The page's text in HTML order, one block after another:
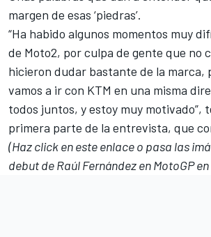
margen de esas ‘piedras’.
“Ha habido algunos momentos muy
de Moto2, por culpa de gente que no
hicieron dudar bastante de la marca,
vamos a ir con KTM en una misma
todos juntos, y estoy muy motivado”,
primera parte de la entrevista, que
(Haz click en este enlace o pasa las
debut de Raúl Fernández en MotoGP